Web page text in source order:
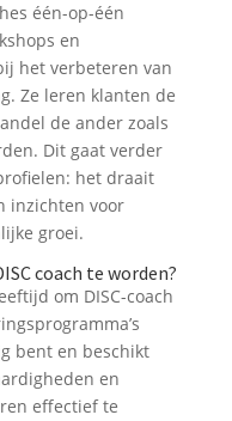
één-op-één
en
het verbeteren van
Ze leren klanten de
de ander zoals
Dit gaat verder
het draait
inzichten voor
groei.
coach te worden?
om DISC-coach
bent en beschikt
en
effectief te